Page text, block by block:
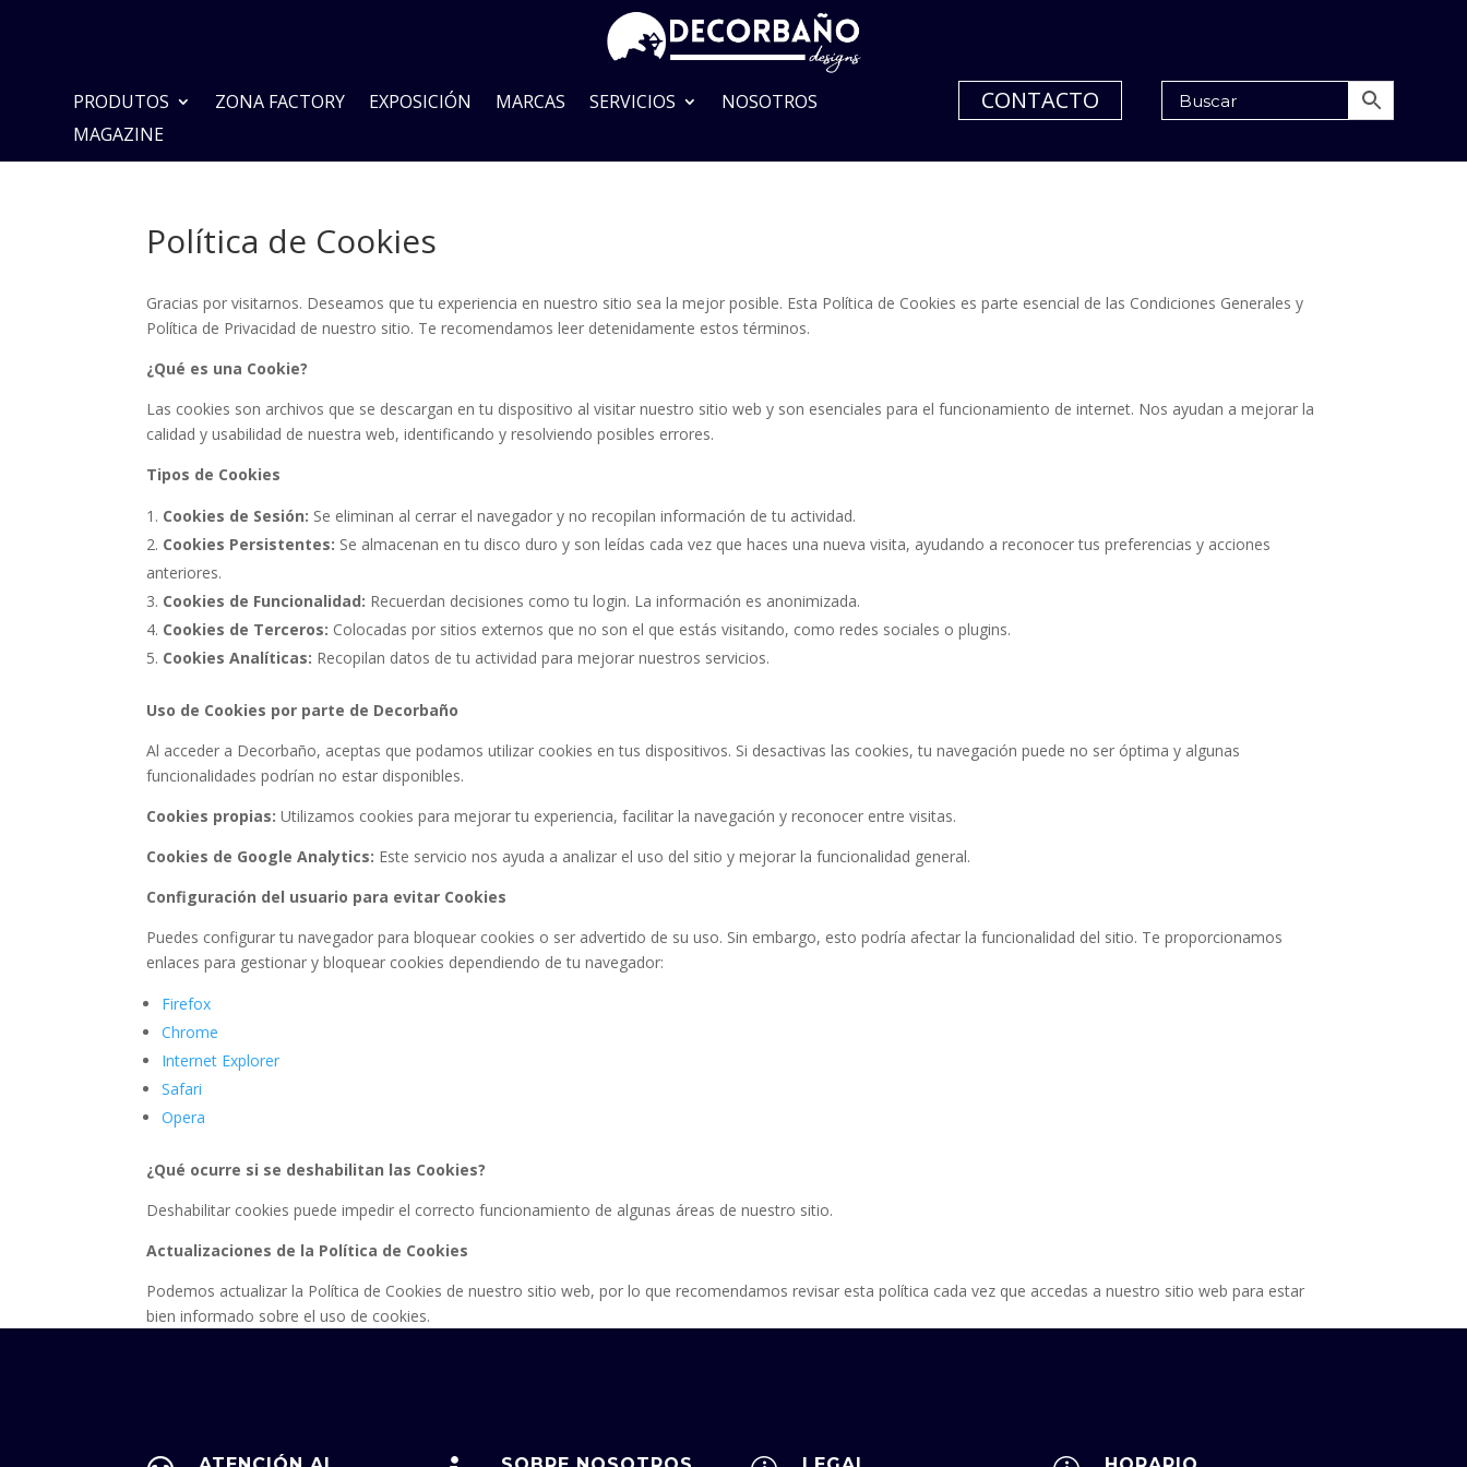
PRODUTOS ZONA FACTORY EXPOSICIÓN MARCAS SERVICIOS
NOSOTROS
MAGAZINE
CONTACTO
Política de Cookies
Gracias por visitarnos. Deseamos que tu experiencia en nuestro sitio sea la mejor posible. Esta Política de Cookies es parte esencial de las Condiciones Generales y
Política de Privacidad de nuestro sitio. Te recomendamos leer detenidamente estos términos.
¿Qué es una Cookie?
Las cookies son archivos que se descargan en tu dispositivo al visitar nuestro sitio web y son esenciales para el funcionamiento de internet. Nos ayudan a mejorar la
calidad y usabilidad de nuestra web, identificando y resolviendo posibles errores.
Tipos de Cookies
Cookies de Sesión: Se eliminan al cerrar el navegador y no recopilan información de tu actividad.
Cookies Persistentes: Se almacenan en tu disco duro y son leídas cada vez que haces una nueva visita, ayudando a reconocer tus preferencias y acciones
anteriores.
Cookies de Funcionalidad: Recuerdan decisiones como tu login. La información es anonimizada.
Cookies de Terceros: Colocadas por sitios externos que no son el que estás visitando, como redes sociales o plugins.
Cookies Analíticas: Recopilan datos de tu actividad para mejorar nuestros servicios.
Uso de Cookies por parte de Decorbaño
Al acceder a Decorbaño, aceptas que podamos utilizar cookies en tus dispositivos. Si desactivas las cookies, tu navegación puede no ser óptima y algunas
funcionalidades podrían no estar disponibles.
Cookies propias: Utilizamos cookies para mejorar tu experiencia, facilitar la navegación y reconocer entre visitas.
Cookies de Google Analytics: Este servicio nos ayuda a analizar el uso del sitio y mejorar la funcionalidad general.
Configuración del usuario para evitar Cookies
Puedes configurar tu navegador para bloquear cookies o ser advertido de su uso. Sin embargo, esto podría afectar la funcionalidad del sitio. Te proporcionamos
enlaces para gestionar y bloquear cookies dependiendo de tu navegador:
Firefox
Chrome
Internet Explorer
Safari
Opera
¿Qué ocurre si se deshabilitan las Cookies?
Deshabilitar cookies puede impedir el correcto funcionamiento de algunas áreas de nuestro sitio.
Actualizaciones de la Política de Cookies
Podemos actualizar la Política de Cookies de nuestro sitio web, por lo que recomendamos revisar esta política cada vez que accedas a nuestro sitio web para estar
bien informado sobre el uso de cookies.